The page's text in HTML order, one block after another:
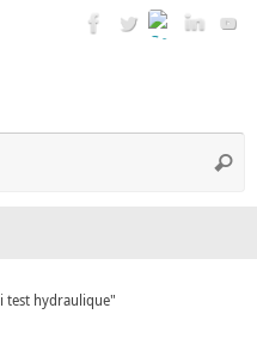
test hydraulique"